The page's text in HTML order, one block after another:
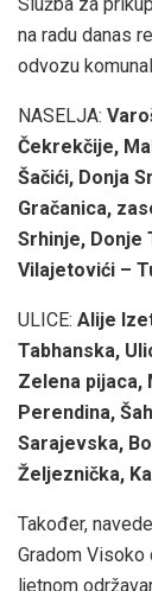
na radu danas
odvozu
NASELJA:
Čekrekčije,
Šačići, Donja
Gračanica,
Srhinje, Donje
Vilajetovići –
ULICE: Alije
Tabhanska,
Zelena pijaca,
Perendina,
Sarajevska,
Željeznička,
Također,
Gradom
ljetnom